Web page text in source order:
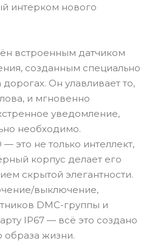
интерком нового
встроенным датчиком
созданным специально
Он улавливает то,
и мгновенно
уведомление,
необходимо.
это не только интеллект,
корпус делает его
скрытой элегантности.
выключение,
DMC-группы и
IP67 — всё это создано
образа жизни.